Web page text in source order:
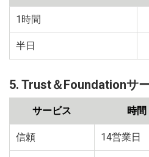
1時間
半日
5. Trust＆Foundationサ
サービス 時間
信頼 14営業日